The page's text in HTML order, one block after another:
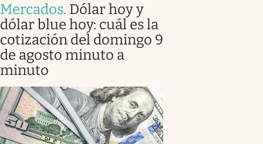
Mercados. Dólar hoy y
dólar blue hoy: cuál es la
cotización del domingo 9
de agosto minuto a
minuto